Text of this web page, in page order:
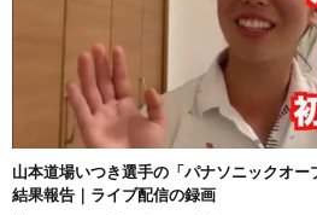
山本道場いつき選手の「パナソニックオ
結果報告｜ライブ配信の録画